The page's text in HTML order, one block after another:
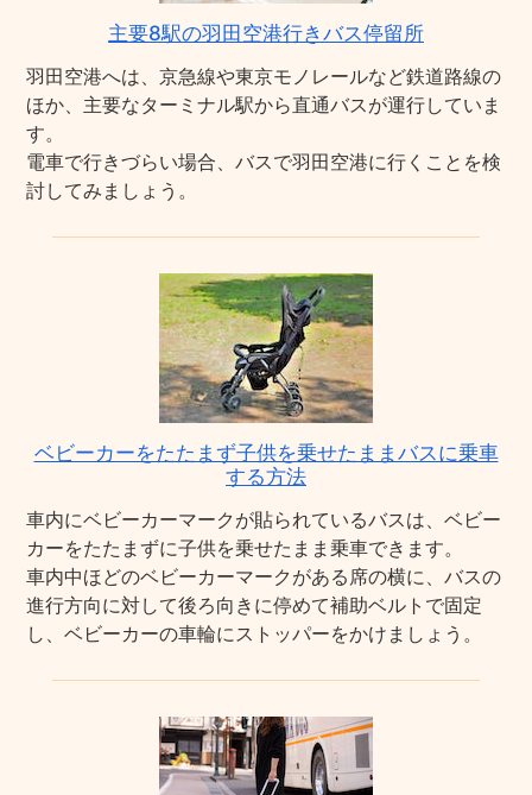
主要8駅の羽田空港行きバス停留所
羽田空港へは、京急線や東京モノレールなど鉄道路線の
ほか、主要なターミナル駅から直通バスが運行していま
す。
電車で行きづらい場合、バスで羽田空港に行くことを検
討してみましょう。
ベビーカーをたたまず子供を乗せたままバスに乗車
する方法
車内にベビーカーマークが貼られているバスは、ベビー
カーをたたまずに子供を乗せたまま乗車できます。
車内中ほどのベビーカーマークがある席の横に、バスの
進行方向に対して後ろ向きに停めて補助ベルトで固定
し、ベビーカーの車輪にストッパーをかけましょう。